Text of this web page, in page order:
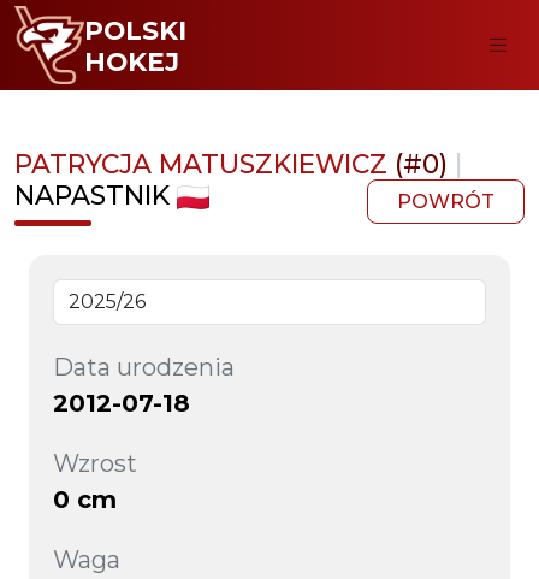
POLSKI
HOKEJ
PATRYCJA MATUSZKIEWICZ (#0) |
NAPASTNIK
POWRÓT
Data urodzenia
2012-07-18
Wzrost
0 cm
Waga